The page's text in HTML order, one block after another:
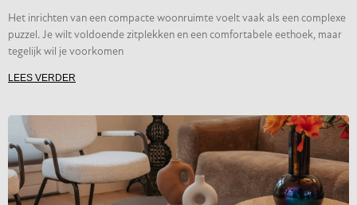
Het inrichten van een compacte woonruimte voelt vaak als een complexe
puzzel. Je wilt voldoende zitplekken en een comfortabele eethoek, maar
tegelijk wil je voorkomen
LEES VERDER